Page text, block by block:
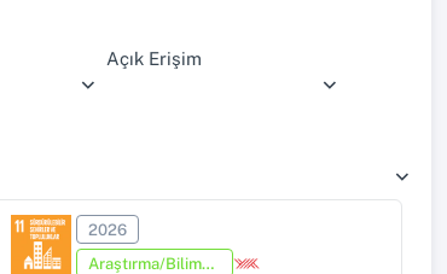
Açık Erişim
2026
Araştırma/Bilimsel Kitap (Tez Hariç)